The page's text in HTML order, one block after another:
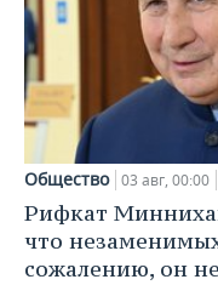
Общество 03 авг, 00:00
Рифкат
что
сожалению, он